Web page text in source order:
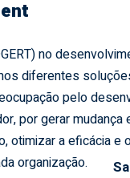
no
diferentes
pelo
por gerar mudança
otimizar a eficácia e
organização.